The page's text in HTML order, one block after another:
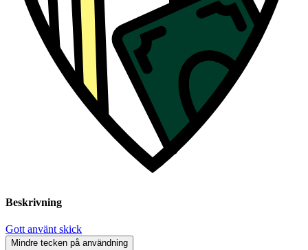
Beskrivning
Gott använt skick
Mindre tecken på användning